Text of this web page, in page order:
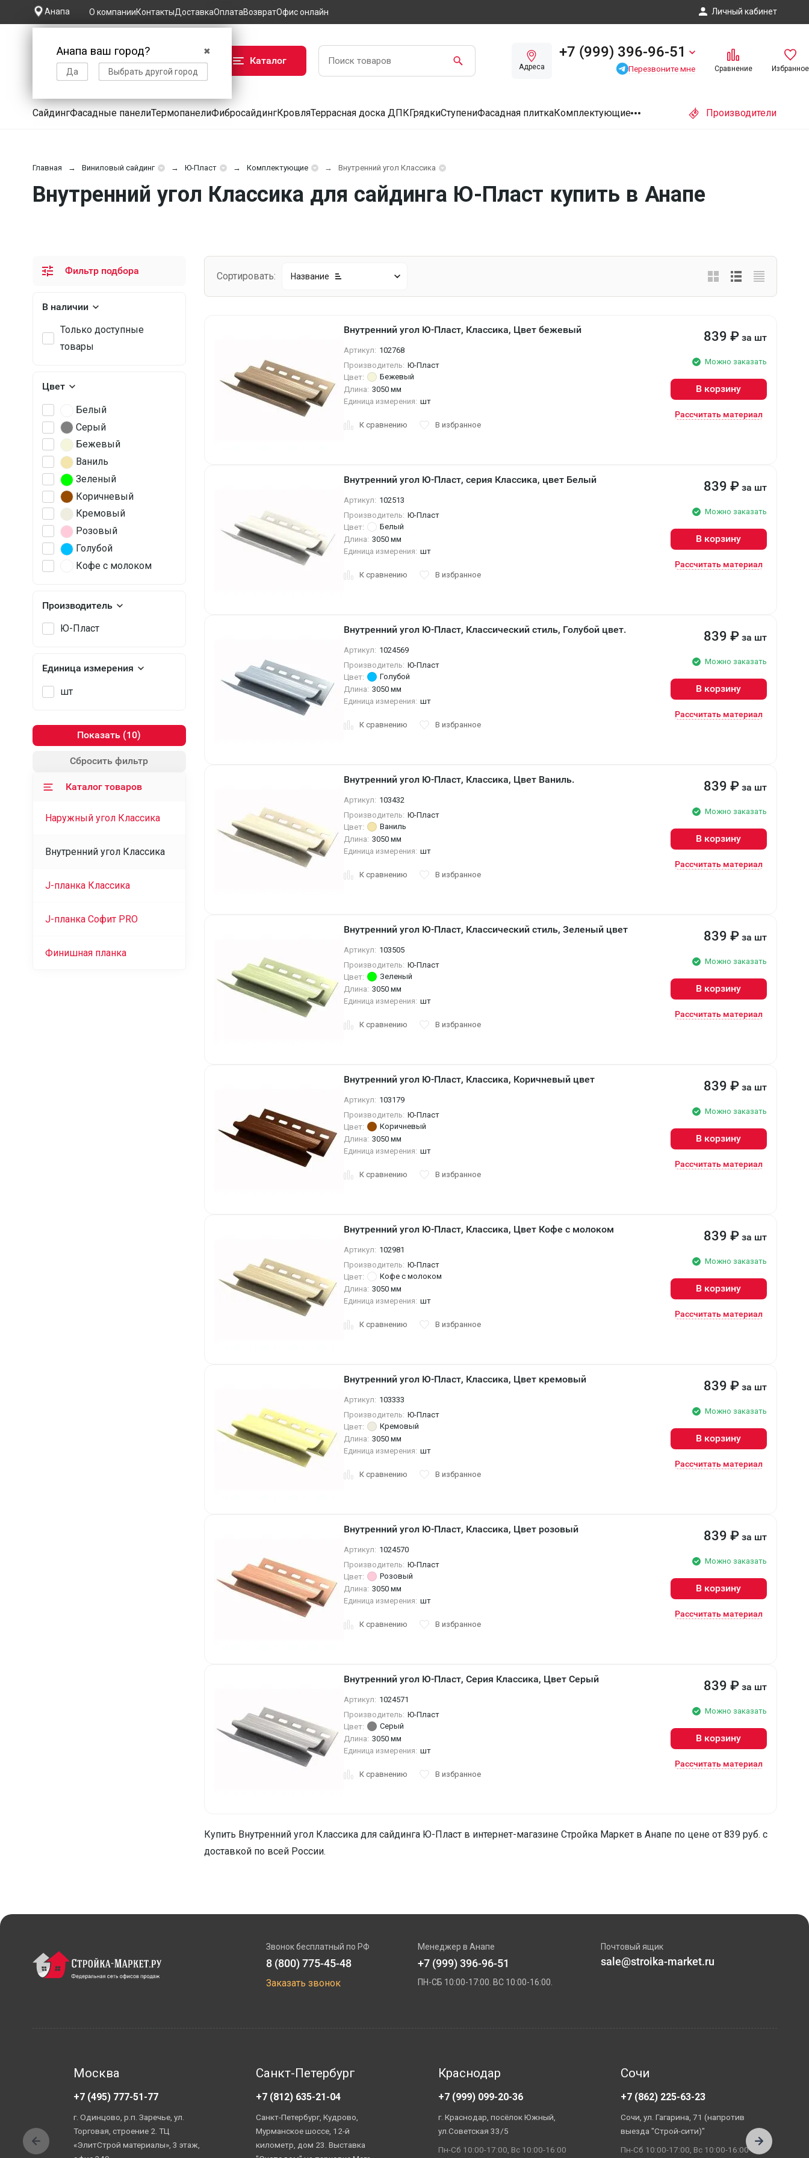
Анапа
✖
Анапа ваш город?
Да Выбрать другой город
О компанииКонтактыДоставкаОплатаВозвратОфис онлайн Личный кабинет
Каталог
Адреса
+7 (999) 396-96-51
Перезвоните мне Сравнение Избранное
СайдингФасадные панелиТермопанелиФибросайдингКровляТеррасная доска ДПКГрядкиСтупениФасадная плиткаКомплектующие Производители
Главная Виниловый сайдинг Ю-Пласт Комплектующие Внутренний угол Классика
Внутренний угол Классика для сайдинга Ю-Пласт купить в Анапе
Сортировать: Название
Внутренний угол Ю-Пласт, Классика, Цвет бежевый
Артикул: 102768
Производитель: Ю-Пласт
Цвет:
Бежевый
Длина: 3050 мм
Единица измерения: шт
К сравнению В избранное
839 ₽ за шт
Можно заказать
В корзину
Рассчитать материал
Внутренний угол Ю-Пласт, серия Классика, цвет Белый
Артикул: 102513
Производитель: Ю-Пласт
Цвет:
Белый
Длина: 3050 мм
Единица измерения: шт
К сравнению В избранное
839 ₽ за шт
Можно заказать
В корзину
Рассчитать материал
Внутренний угол Ю-Пласт, Классический стиль, Голубой цвет.
Артикул: 1024569
Производитель: Ю-Пласт
Цвет:
Голубой
Длина: 3050 мм
Единица измерения: шт
К сравнению В избранное
839 ₽ за шт
Можно заказать
В корзину
Рассчитать материал
Внутренний угол Ю-Пласт, Классика, Цвет Ваниль.
Артикул: 103432
Производитель: Ю-Пласт
Цвет:
Ваниль
Длина: 3050 мм
Единица измерения: шт
К сравнению В избранное
839 ₽ за шт
Можно заказать
В корзину
Рассчитать материал
Внутренний угол Ю-Пласт, Классический стиль, Зеленый цвет
Артикул: 103505
Производитель: Ю-Пласт
Цвет:
Зеленый
Длина: 3050 мм
Единица измерения: шт
К сравнению В избранное
839 ₽ за шт
Можно заказать
В корзину
Рассчитать материал
Внутренний угол Ю-Пласт, Классика, Коричневый цвет
Артикул: 103179
Производитель: Ю-Пласт
Цвет:
Коричневый
Длина: 3050 мм
Единица измерения: шт
К сравнению В избранное
839 ₽ за шт
Можно заказать
В корзину
Рассчитать материал
Внутренний угол Ю-Пласт, Классика, Цвет Кофе с молоком
Артикул: 102981
Производитель: Ю-Пласт
Цвет:
Кофе с молоком
Длина: 3050 мм
Единица измерения: шт
К сравнению В избранное
839 ₽ за шт
Можно заказать
В корзину
Рассчитать материал
Внутренний угол Ю-Пласт, Классика, Цвет кремовый
Артикул: 103333
Производитель: Ю-Пласт
Цвет:
Кремовый
Длина: 3050 мм
Единица измерения: шт
К сравнению В избранное
839 ₽ за шт
Можно заказать
В корзину
Рассчитать материал
Внутренний угол Ю-Пласт, Классика, Цвет розовый
Артикул: 1024570
Производитель: Ю-Пласт
Цвет:
Розовый
Длина: 3050 мм
Единица измерения: шт
К сравнению В избранное
839 ₽ за шт
Можно заказать
В корзину
Рассчитать материал
Внутренний угол Ю-Пласт, Серия Классика, Цвет Серый
Артикул: 1024571
Производитель: Ю-Пласт
Цвет:
Серый
Длина: 3050 мм
Единица измерения: шт
К сравнению В избранное
839 ₽ за шт
Можно заказать
В корзину
Рассчитать материал
Купить Внутренний угол Классика для сайдинга Ю-Пласт в интернет-магазине Стройка Маркет в Анапе по цене от 839 руб. с
доставкой по всей России.
Фильтр подбора
В наличии
Только доступные
товары
Цвет
Белый
Серый
Бежевый
Ваниль
Зеленый
Коричневый
Кремовый
Розовый
Голубой
Кофе с молоком
Производитель
Ю-Пласт
Единица измерения
шт
Показать
Сбросить фильтр
Каталог товаров
Наружный угол Классика
Внутренний угол Классика
J-планка Классика
J-планка Софит PRO
Финишная планка
Звонок бесплатный по РФ
8 (800) 775-45-48
Заказать звонок
Менеджер в Анапе
+7 (999) 396-96-51
ПН-СБ 10:00-17:00. ВС 10:00-16:00.
Почтовый ящик
sale@stroika-market.ru
Москва
+7 (495) 777-51-77
г. Одинцово, р.п. Заречье, ул.
Торговая, строение 2. ТЦ
«ЭлитСтрой материалы», 3 этаж,
Санкт-Петербург
+7 (812) 635-21-04
Санкт-Петербург, Кудрово,
Мурманское шоссе, 12-й
километр, дом 23. Выставка
Краснодар
+7 (999) 099-20-36
г. Краснодар, посёлок Южный,
ул.Советская 33/5
Пн-Сб 10:00-17:00, Вс 10:00-16:00
Сочи
+7 (862) 225-63-23
Сочи, ул. Гагарина, 71 (напротив
выезда "Строй-сити)"
Пн-Сб 10:00-17:00, Вс 10:00-16:00